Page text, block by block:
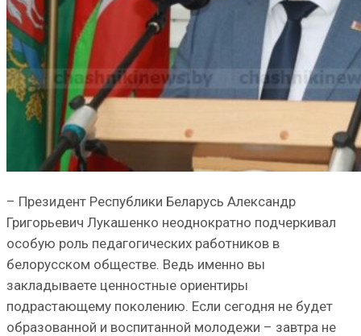
– Президент Республики Беларусь Александр
Григорьевич Лукашенко неоднократно подчеркивал
особую роль педагогических работников в
белорусском обществе. Ведь именно вы
закладываете ценностные ориентиры
подрастающему поколению. Если сегодня не будет
образованной и воспитанной молодежи – завтра не